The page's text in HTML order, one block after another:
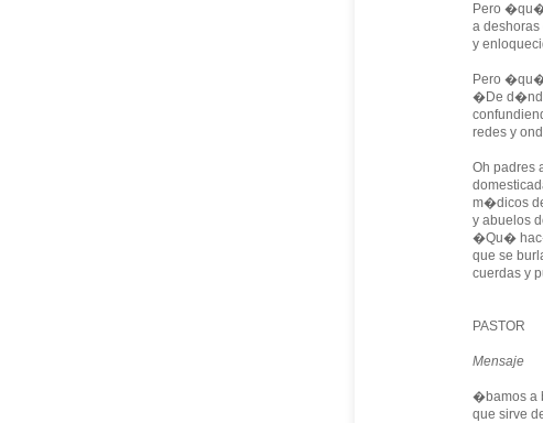
Pero
a deshoras
y
Pero
�De
redes y
Oh padres
m�dicos
y abuelos
�Qu�
que se
cuerdas y
PASTOR
Mensaje
�bamos a
que sirve